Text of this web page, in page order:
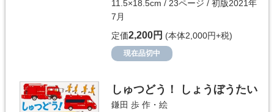
11.5×18.5cm / 23ページ / 初版2021年
7月
定価2,200円 (本体2,000円+税)
現在品切中
しゅつどう！ しょうぼうたい
鎌田 歩 作・絵